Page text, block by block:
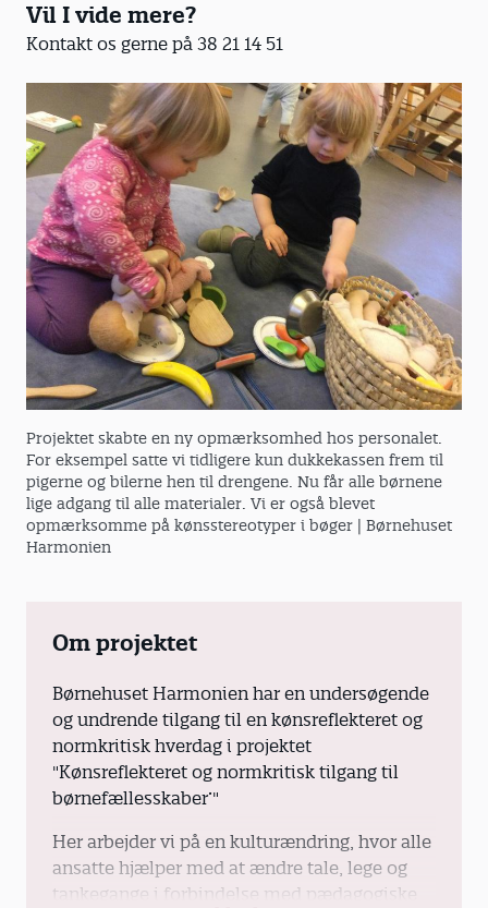
Vil I vide mere?
Kontakt os gerne på 38 21 14 51
Projektet skabte en ny opmærksomhed hos personalet.
For eksempel satte vi tidligere kun dukkekassen frem til
pigerne og bilerne hen til drengene. Nu får alle børnene
lige adgang til alle materialer. Vi er også blevet
opmærksomme på kønsstereotyper i bøger | Børnehuset
Harmonien
Om projektet
Børnehuset Harmonien har en undersøgende
og undrende tilgang til en kønsreflekteret og
normkritisk hverdag i projektet
"Kønsreflekteret og normkritisk tilgang til
børnefællesskaber’"
Her arbejder vi på en kulturændring, hvor alle
ansatte hjælper med at ændre tale, lege og
tankegange i forbindelse med pædagogiske